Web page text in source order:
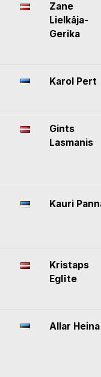
Zane
Lielkāja-
Gerika
Karol Pert
Gints
Lasmanis
Kauri
Kristaps
Eglīte
Allar Heina